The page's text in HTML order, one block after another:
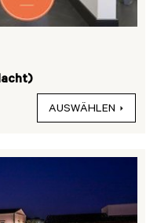
AUSWÄHLEN